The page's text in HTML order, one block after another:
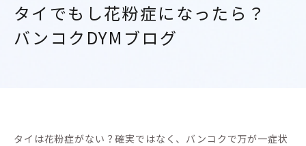
タイでもし花粉症になったら？
バンコクDYMブログ
タイは花粉症がない？確実ではなく、バンコクで万が一症状